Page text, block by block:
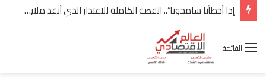
إذا أخطأنا سامحونا”.. القصة الكاملة للاعتذار الذي أنقذ ملايين “إعمار” في الساحل الشمالي
القائمة